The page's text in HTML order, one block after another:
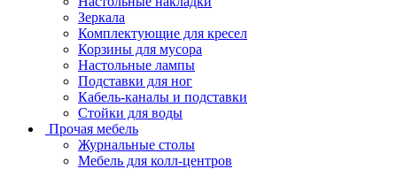
Зеркала
Комплектующие для кресел
Корзины для мусора
Настольные лампы
Подставки для ног
Кабель-каналы и подставки
Стойки для воды
Прочая мебель
Журнальные столы
Мебель для колл-центров